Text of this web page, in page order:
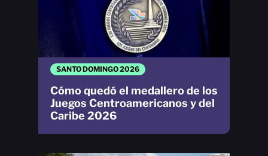
SANTO DOMINGO 2026
Cómo quedó el medallero de los
Juegos Centroamericanos y del
Caribe 2026